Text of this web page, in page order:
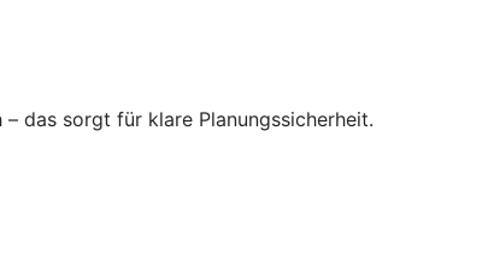
das sorgt für klare Planungssicherheit.